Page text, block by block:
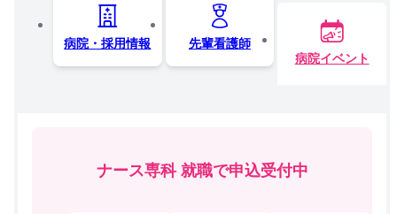
病院・採用情報
先輩看護師
病院イベント
ナース専科 就職で申込受付中